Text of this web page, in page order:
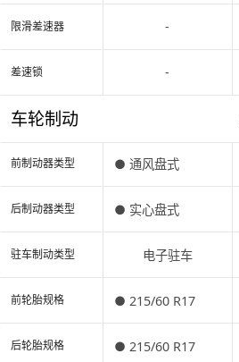
限滑差速器
差速锁
车轮制动
前制动器类型
后制动器类型
驻车制动类型
前轮胎规格
后轮胎规格
-
-
● 通风盘式
● 实心盘式
电子驻车
● 215/60 R17
● 215/60 R17